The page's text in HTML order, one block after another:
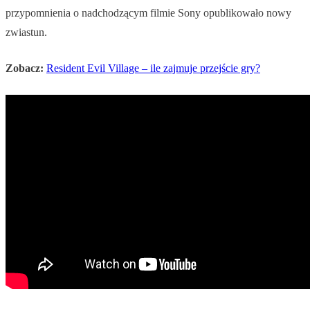
przypomnienia o nadchodzącym filmie Sony opublikowało nowy
zwiastun.
Zobacz: Resident Evil Village – ile zajmuje przejście gry?